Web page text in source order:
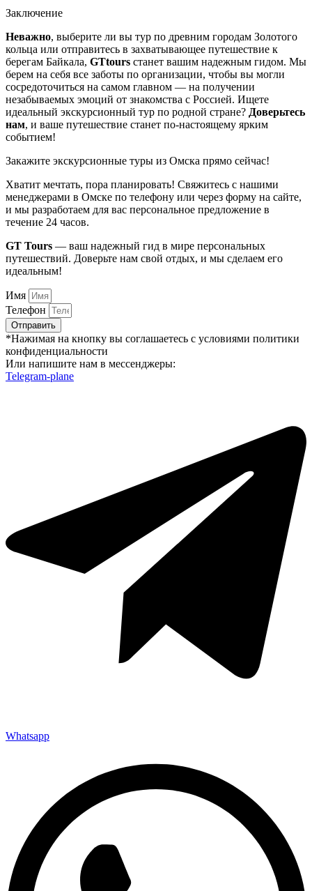
Заключение
Неважно, выберите ли вы тур по древним городам Золотого
кольца или отправитесь в захватывающее путешествие к
берегам Байкала, GTtours станет вашим надежным гидом. Мы
берем на себя все заботы по организации, чтобы вы могли
сосредоточиться на самом главном — на получении
незабываемых эмоций от знакомства с Россией. Ищете
идеальный экскурсионный тур по родной стране? Доверьтесь
нам, и ваше путешествие станет по-настоящему ярким
событием!
Закажите экскурсионные туры из Омска прямо сейчас!
Хватит мечтать, пора планировать! Свяжитесь с нашими
менеджерами в Омске по телефону или через форму на сайте,
и мы разработаем для вас персональное предложение в
течение 24 часов.
GT Tours — ваш надежный гид в мире персональных
путешествий. Доверьте нам свой отдых, и мы сделаем его
идеальным!
Имя
Телефон
Отправить
*Нажимая на кнопку вы соглашаетесь с условиями политики
конфиденциальности
Или напишите нам в мессенджеры:
Telegram-plane
Whatsapp